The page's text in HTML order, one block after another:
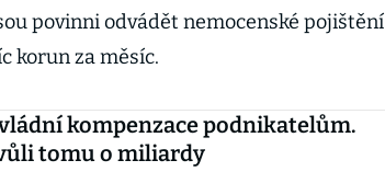
povinni odvádět nemocenské pojištění
korun za měsíc.
kompenzace podnikatelům.
tomu o miliardy